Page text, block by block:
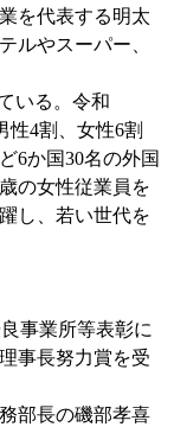
を代表する明太
ルやスーパー、
いる。 令和
性4割、女性6割
6か国30名の外国
の女性従業員を
し、若い世代を
事業所等表彰に
事長努力賞を受
部長の磯部孝喜